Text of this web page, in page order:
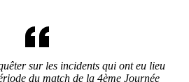
sur les incidents qui ont eu lieu
du match de la 4ème Journée